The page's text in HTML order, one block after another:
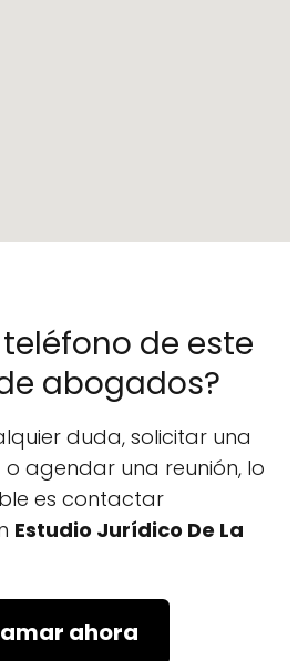
de este
abogados?
duda, solicitar una
agendar una reunión, lo
es contactar
Estudio Jurídico De La
ahora